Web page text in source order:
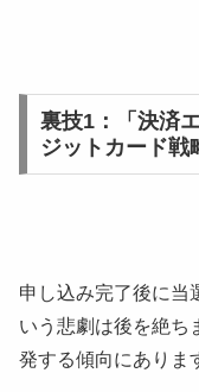
裏技1：「決済
ジットカード戦
申し込み完了後に当
いう悲劇は後を絶ち
発する傾向にありま